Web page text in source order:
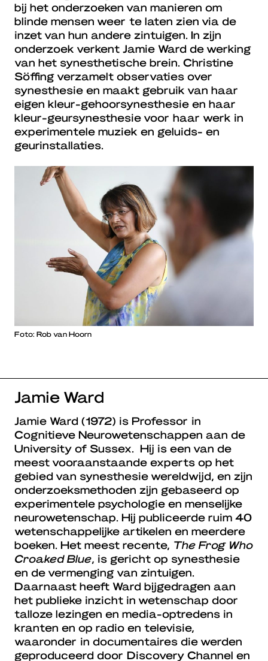
bij het onderzoeken van manieren om
blinde mensen weer te laten zien via de
inzet van hun andere zintuigen. In zijn
onderzoek verkent Jamie Ward de werking
van het synesthetische brein. Christine
Söffing verzamelt observaties over
synesthesie en maakt gebruik van haar
eigen kleur-gehoorsynesthesie en haar
kleur-geursynesthesie voor haar werk in
experimentele muziek en geluids- en
geurinstallaties.
Foto: Rob van Hoorn
Jamie Ward
Jamie Ward (1972) is Professor in
Cognitieve Neurowetenschappen aan de
University of Sussex. Hij is een van de
meest vooraanstaande experts op het
gebied van synesthesie wereldwijd, en zijn
onderzoeksmethoden zijn gebaseerd op
experimentele psychologie en menselijke
neurowetenschap. Hij publiceerde ruim 40
wetenschappelijke artikelen en meerdere
boeken. Het meest recente, The Frog Who
Croaked Blue, is gericht op synesthesie
en de vermenging van zintuigen.
Daarnaast heeft Ward bijgedragen aan
het publieke inzicht in wetenschap door
talloze lezingen en media-optredens in
kranten en op radio en televisie,
waaronder in documentaires die werden
geproduceerd door Discovery Channel en